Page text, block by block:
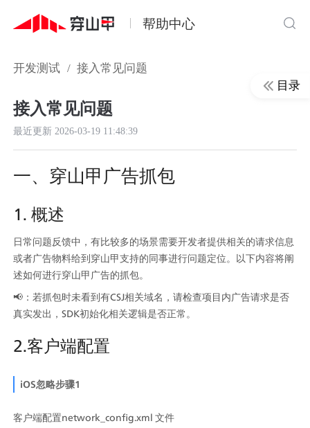
帮助中心
开发测试 / 接入常见问题
接入常见问题
最近更新 2026-03-19 11:48:39
一、穿山甲广告抓包
1. 概述
日常问题反馈中，有比较多的场景需要开发者提供相关的请求信息
或者广告物料给到穿山甲支持的同事进行问题定位。以下内容将阐
述如何进行穿山甲广告的抓包。
📢：若抓包时未看到有CSJ相关域名，请检查项目内广告请求是否
真实发出，SDK初始化相关逻辑是否正常。
2.客户端配置
iOS忽略步骤1
客户端配置network_config.xml 文件
目录